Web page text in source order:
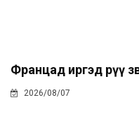
Францад иргэд рүү
2026/08/07